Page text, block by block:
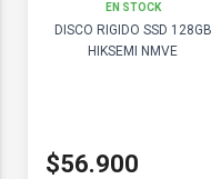
EN STOCK
DISCO RIGIDO SSD 128GB
HIKSEMI NMVE
$56.900